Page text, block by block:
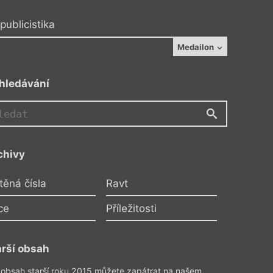
Medailon
čísla Ravt
Příležitosti
obsah